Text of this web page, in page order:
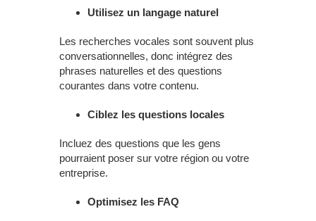
Utilisez un langage naturel
Les recherches vocales sont souvent plus
conversationnelles, donc intégrez des
phrases naturelles et des questions
courantes dans votre contenu.
Ciblez les questions locales
Incluez des questions que les gens
pourraient poser sur votre région ou votre
entreprise.
Optimisez les FAQ